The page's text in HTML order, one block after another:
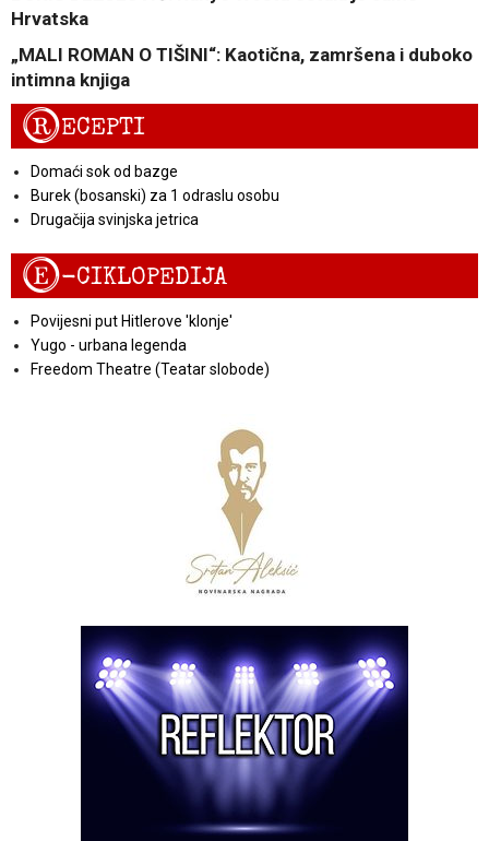
Hrvatska
„MALI ROMAN O TIŠINI“: Kaotična, zamršena i duboko
intimna knjiga
RECEPTI
Domaći sok od bazge
Burek (bosanski) za 1 odraslu osobu
Drugačija svinjska jetrica
E-CIKLOPEDIJA
Povijesni put Hitlerove 'klonje'
Yugo - urbana legenda
Freedom Theatre (Teatar slobode)